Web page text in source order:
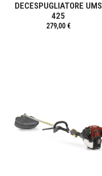
DECESPUGLIATORE UMS
425
279,00 €